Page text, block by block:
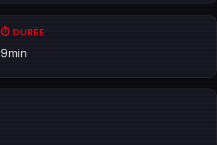
⏱️ DURÉE
9min